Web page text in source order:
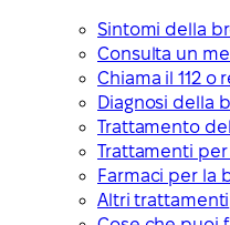
Sintomi della
Consulta un
Chiama il 112 o
Diagnosi della
Trattamento
Trattamenti
Farmaci per la
Altri trattamenti